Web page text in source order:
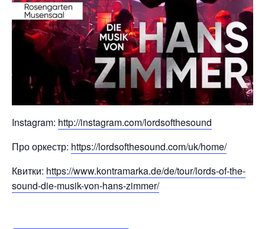
Instagram: http://instagram.com/lordsofthesound
Про оркестр: https://lordsofthesound.com/uk/home/
Квитки: https://www.kontramarka.de/de/tour/lords-of-the-
sound-die-musik-von-hans-zimmer/